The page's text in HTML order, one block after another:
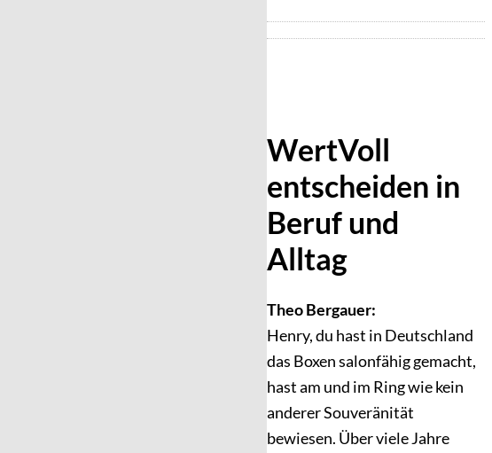
WertVoll
entscheiden in
Beruf und
Alltag
Theo Bergauer:
Henry, du hast in Deutschland
das Boxen salonfähig gemacht,
hast am und im Ring wie kein
anderer Souveränität
bewiesen. Über viele Jahre